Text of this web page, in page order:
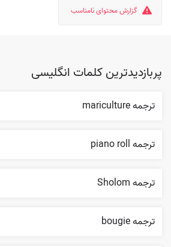
گزارش محتوای نامناسب
پربازدیدترین کلمات انگلیسی
ترجمه mariculture
ترجمه piano roll
ترجمه Sholom
ترجمه bougie